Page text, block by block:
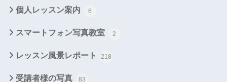
個人レッスン案内 6
スマートフォン写真教室 2
レッスン風景レポート 218
受講者様の写真 83